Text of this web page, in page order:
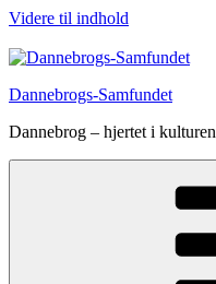
Videre til indhold
Dannebrogs-Samfundet
Dannebrog – hjertet i kulturen